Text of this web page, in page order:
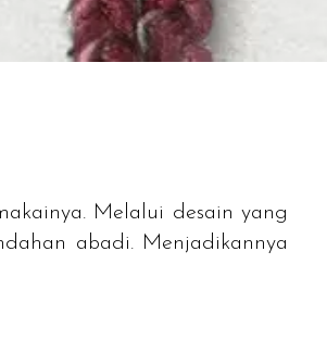
Melalui desain yang
abadi. Menjadikannya